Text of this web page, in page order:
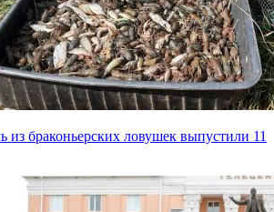
из браконьерских ловушек выпустили 11